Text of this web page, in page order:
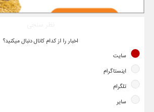
اخبار را از کدام کانال دنبال میکنید؟
سایت
اینستاگرام
تلگرام
سایر